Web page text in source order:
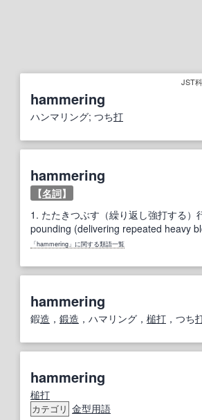
JST
hammering
ハンマリング; つち打
hammering
【名詞】
1. たたきつぶす（繰り返し強打する）
pounding (delivering repeated heavy
「hammering」に関する類語一覧
hammering
鍜造 ， 鍛造 ，ハマリング， 槌打 ，つち
hammering
槌打
カテゴリ 金型用語